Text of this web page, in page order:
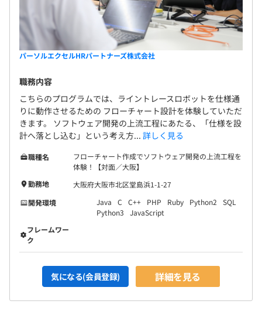
パーソルエクセルHRパートナーズ株式会社
職務内容
こちらのプログラムでは、ライントレースロボットを仕様通
りに動作させるための フローチャート設計を体験していただ
きます。 ソフトウェア開発の上流工程にあたる、「仕様を設
計へ落とし込む」という考え方... 詳しく見る
職種名
フローチャート作成でソフトウェア開発の上流工程を
体験！【対面／大阪】
勤務地
大阪府大阪市北区堂島浜1-1-27
開発環境
Java C C++ PHP Ruby Python2
SQL
Python3
JavaScript
フレームワー
ク
気になる(会員登録) 詳細を見る